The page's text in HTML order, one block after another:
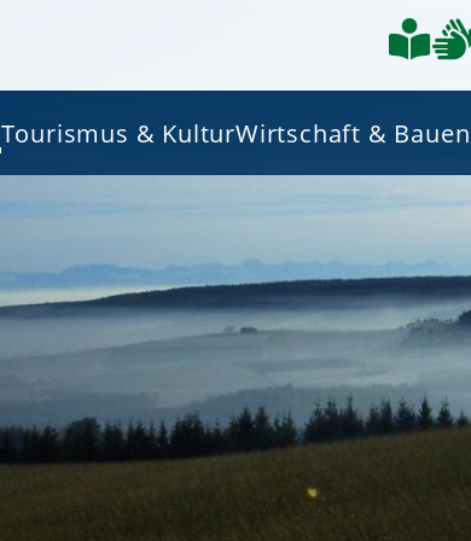
Tourismus & KulturWirtschaft & Bauen